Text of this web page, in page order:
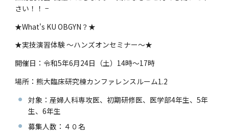
さい！！ −
★What's KU OBGYN？★
★実技演習体験 ～ハンズオンセミナー～★
開催日：令和5年6月24日（土）14時～17時
場所：熊大臨床研究棟カンファレンスルーム1.2
対象：産婦人科専攻医、初期研修医、医学部4年生、5年
生、6年生
募集人数：４０名